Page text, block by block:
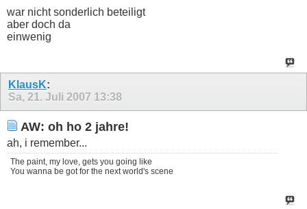
war nicht sonderlich beteiligt
aber doch da
einwenig
KlausK:
Sa, 21. Juli 2007 13:38
AW: oh ho 2 jahre!
ah, i remember...
The paint, my love, gets you going like
You wanna be got for the next world's scene